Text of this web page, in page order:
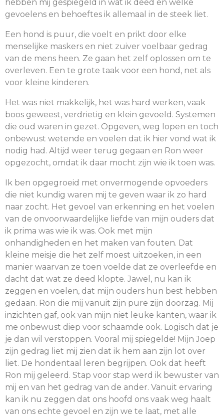
hebben mij gespiegeld in wat ik deed en welke
gevoelens en behoeftes ik allemaal in de steek liet.
Een hond is puur, die voelt en prikt door elke
menselijke maskers en niet zuiver voelbaar gedrag
van de mens heen. Ze gaan het zelf oplossen om te
overleven. Een te grote taak voor een hond, net als
voor kleine kinderen.
Het was niet makkelijk, het was hard werken, vaak
boos geweest, verdrietig en klein gevoeld. Systemen
die oud waren in gezet. Opgeven, weg lopen en toch
onbewust wetende en voelen dat ik hier vond wat ik
nodig had. Altijd weer terug gegaan en Ron weer
opgezocht, omdat ik daar mocht zijn wie ik toen was.
Ik ben opgegroeid met onvermogende opvoeders
die niet kundig waren mij te geven waar ik zo hard
naar zocht. Het gevoel van erkenning en het voelen
van de onvoorwaardelijke liefde van mijn ouders dat
ik prima was wie ik was. Ook met mijn
onhandigheden en het maken van fouten. Dat
kleine meisje die het zelf moest uitzoeken, in een
manier waarvan ze toen voelde dat ze overleefde en
dacht dat wat ze deed klopte. Jawel, nu kan ik
zeggen en voelen, dat mijn ouders hun best hebben
gedaan. Ron die mij vanuit zijn pure zijn doorzag. Mij
inzichten gaf, ook van mijn niet leuke kanten, waar ik
me onbewust diep voor schaamde ook. Logisch dat je
je dan wil verstoppen. Vooral mij spiegelde! Mijn Joep
zijn gedrag liet mij zien dat ik hem aan zijn lot over
liet. De hondentaal leren begrijpen. Ook dat heeft
Ron mij geleerd. Stap voor stap werd ik bewuster van
mij en van het gedrag van de ander. Vanuit ervaring
kan ik nu zeggen dat ons hoofd ons vaak weg haalt
van ons echte gevoel en zijn we te laat, met alle